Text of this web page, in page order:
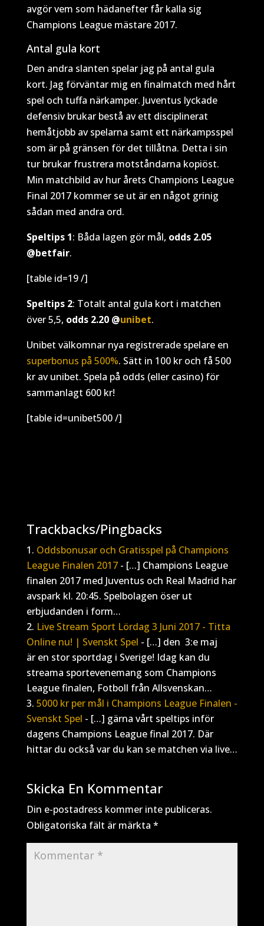
avgör vem som hädanefter får kalla sig
Champions League mästare 2017.
Antal gula kort
Den andra slanten spelar jag på antal gula
kort. Jag förväntar mig en finalmatch med hårt
spel och tuffa närkamper. Juventus lyckade
defensiv brukar bestå av ett disciplinerat
hemåtjobb av spelarna samt ett närkampsspel
som är på gränsen för det tillåtna. Detta i sin
tur brukar frustrera motståndarna kopiöst.
Min matchbild av hur årets Champions League
Final 2017 kommer se ut är en något grinig
sådan med andra ord.
Speltips 1: Båda lagen gör mål, odds 2.05
@betfair.
[table id=19 /]
Speltips 2: Totalt antal gula kort i matchen
över 5,5, odds 2.20 @unibet.
Unibet välkomnar nya registrerade spelare en
superbonus på 500%. Sätt in 100 kr och få 500
kr av unibet. Spela på odds (eller casino) för
sammanlagt 600 kr!
[table id=unibet500 /]
Trackbacks/Pingbacks
Oddsbonusar och Gratisspel på Champions
League Finalen 2017- […] Champions League
finalen 2017 med Juventus och Real Madrid har
avspark kl. 20:45. Spelbolagen öser ut
erbjudanden i form…
Live Stream Sport Lördag 3 Juni 2017 - Titta
Online nu! | Svenskt Spel - […] den 3:e maj
är en stor sportdag i Sverige! Idag kan du
streama sportevenemang som Champions
League finalen, Fotboll från Allsvenskan…
5000 kr per mål i Champions League Finalen -
Svenskt Spel - […] gärna vårt speltips inför
dagens Champions League final 2017. Där
hittar du också var du kan se matchen via live…
Skicka En Kommentar
Din e-postadress kommer inte publiceras.
Obligatoriska fält är märkta *